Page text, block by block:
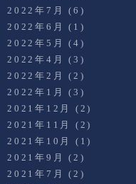
2022年7月
(6)
2022年6月
(1)
2022年5月
(4)
2022年4月
(3)
2022年2月
(2)
2022年1月
(3)
2021年12月
(2)
2021年11月
(2)
2021年10月
(1)
2021年9月
(2)
2021年7月
(2)